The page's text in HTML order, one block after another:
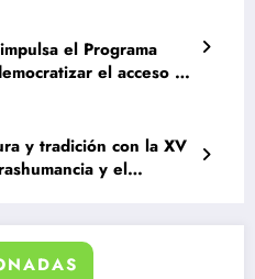
el Programa
el acceso al
y tradición con la XV
y el